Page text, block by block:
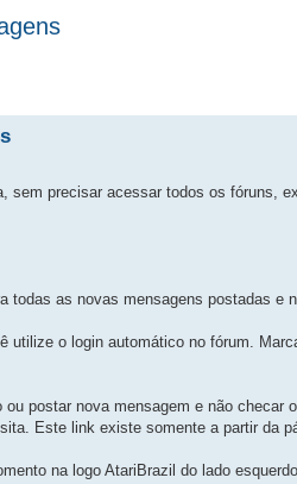
sem precisar acessar todos os fóruns,
as novas mensagens postadas e
utilize o login automático no fórum.
postar nova mensagem e não
Este link existe somente a partir da
na logo AtariBrazil do lado